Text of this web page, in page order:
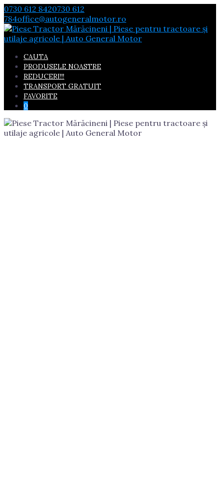
Skip
to
content
0730 612 8420730 612
784office@autogeneralmotor.ro
CAUTA
PRODUSELE NOASTRE
REDUCERI!!!
TRANSPORT GRATUIT
FAVORITE
0